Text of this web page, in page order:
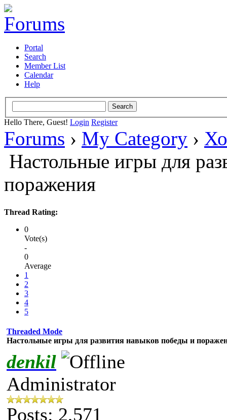
Portal
Search
Member List
Calendar
Help
Hello There, Guest! Login Register
Forums › My Category ›
Настольные игры для
поражения
Thread Rating:
0
Vote(s)
-
0
Average
1
2
3
4
5
Threaded Mode
Настольные игры для развития навыков победы и
denkil
Administrator
Posts: 2,571